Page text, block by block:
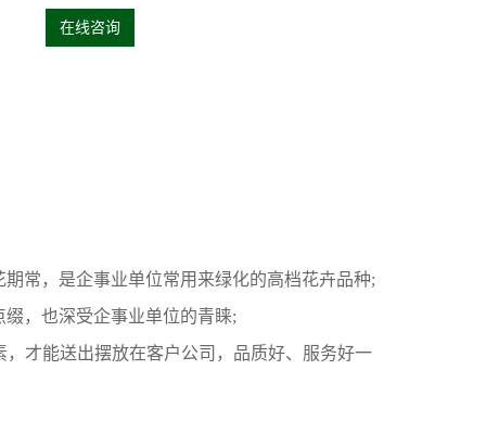
在线咨询
常，是企事业单位常用来绿化的高档花卉品种;
，也深受企事业单位的青睐;
才能送出摆放在客户公司，品质好、服务好一